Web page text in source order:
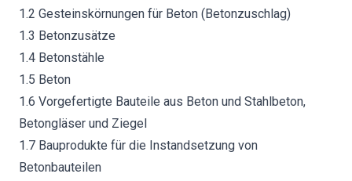
1.2 Gesteinskörnungen für Beton (Betonzuschlag)
1.3 Betonzusätze
1.4 Betonstähle
1.5 Beton
1.6 Vorgefertigte Bauteile aus Beton und Stahlbeton,
Betongläser und Ziegel
1.7 Bauprodukte für die Instandsetzung von
Betonbauteilen